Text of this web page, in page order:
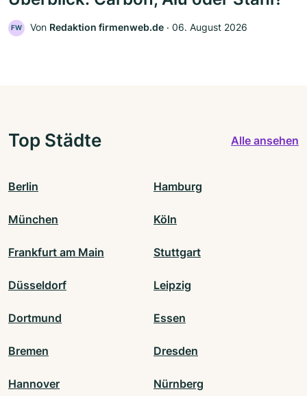
FW Von Redaktion firmenweb.de ‧ 06. August 2026
Top Städte Alle ansehen
Berlin Hamburg
München Köln
Frankfurt am Main Stuttgart
Düsseldorf Leipzig
Dortmund Essen
Bremen Dresden
Hannover Nürnberg